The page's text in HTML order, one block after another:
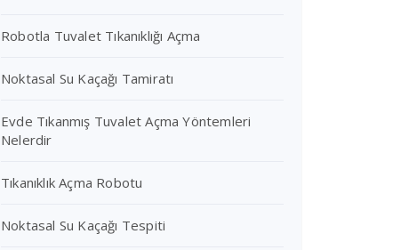
Robotla Tuvalet Tıkanıklığı Açma
Noktasal Su Kaçağı Tamiratı
Evde Tıkanmış Tuvalet Açma Yöntemleri
Nelerdir
Tıkanıklık Açma Robotu
Noktasal Su Kaçağı Tespiti